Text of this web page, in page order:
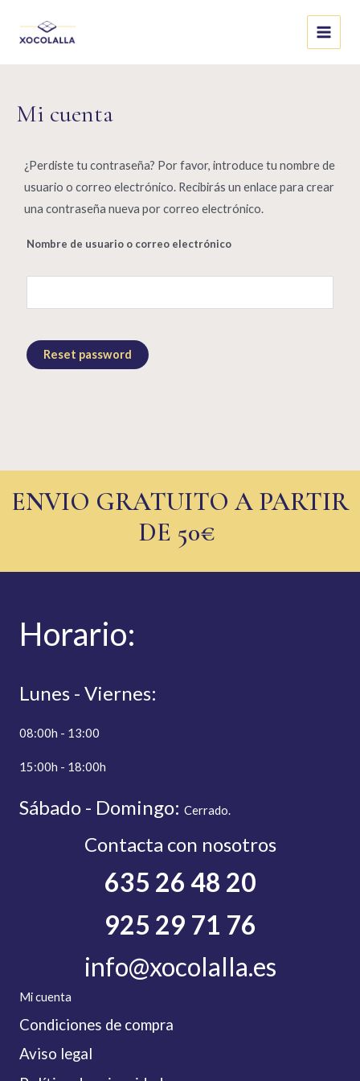
Mi cuenta
¿Perdiste tu contraseña? Por favor, introduce tu nombre de
usuario o correo electrónico. Recibirás un enlace para crear
una contraseña nueva por correo electrónico.
Nombre de usuario o correo electrónico
Reset password
ENVIO GRATUITO A PARTIR
DE 50€
Horario:
Lunes - Viernes:
08:00h - 13:00
15:00h - 18:00h
Sábado - Domingo: Cerrado.
Contacta con nosotros
635 26 48 20
925 29 71 76
info@xocolalla.es
Mi cuenta
Condiciones de compra
Aviso legal